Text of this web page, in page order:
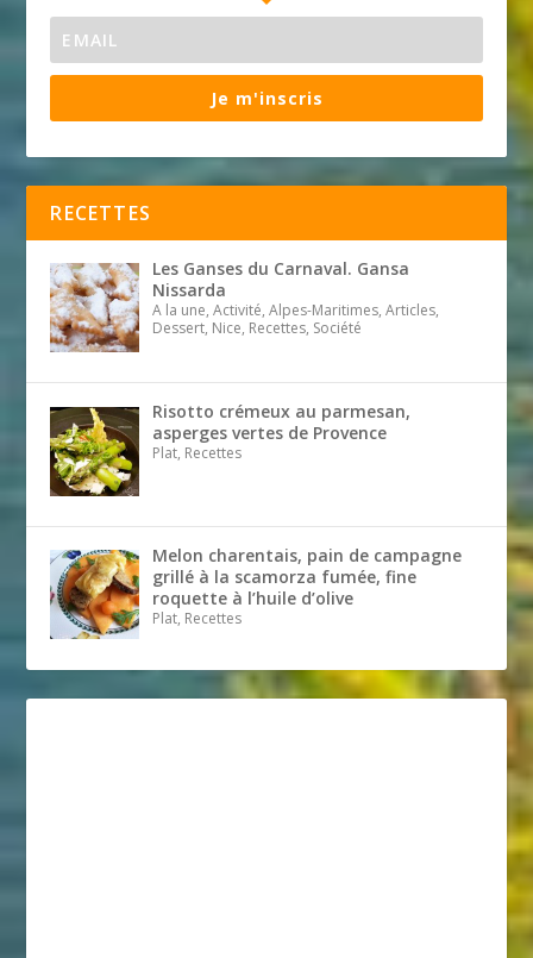
Je m'inscris
RECETTES
Les Ganses du Carnaval. Gansa
Nissarda
A la une, Activité, Alpes-Maritimes, Articles,
Dessert, Nice, Recettes, Société
Risotto crémeux au parmesan,
asperges vertes de Provence
Plat, Recettes
Melon charentais, pain de campagne
grillé à la scamorza fumée, fine
roquette à l’huile d’olive
Plat, Recettes